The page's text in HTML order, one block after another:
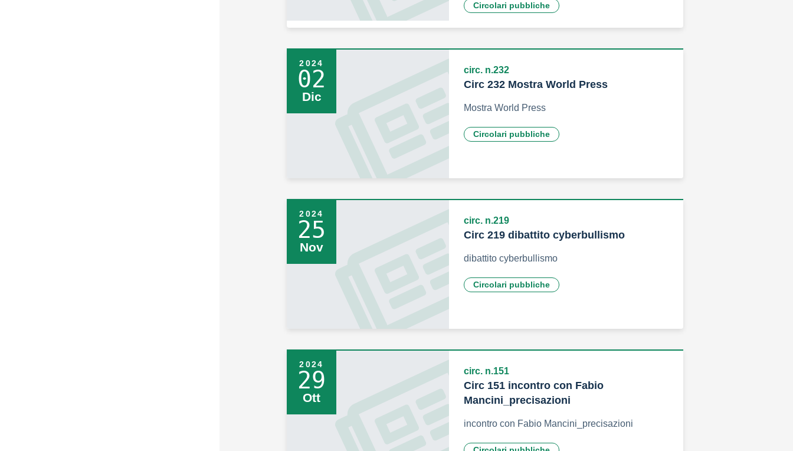
Circolari pubbliche
2024
02
Dic
circ. n.232
Circ 232 Mostra World Press
Mostra World Press
Circolari pubbliche
2024
25
Nov
circ. n.219
Circ 219 dibattito cyberbullismo
dibattito cyberbullismo
Circolari pubbliche
2024
29
Ott
circ. n.151
Circ 151 incontro con Fabio
Mancini_precisazioni
incontro con Fabio Mancini_precisazioni